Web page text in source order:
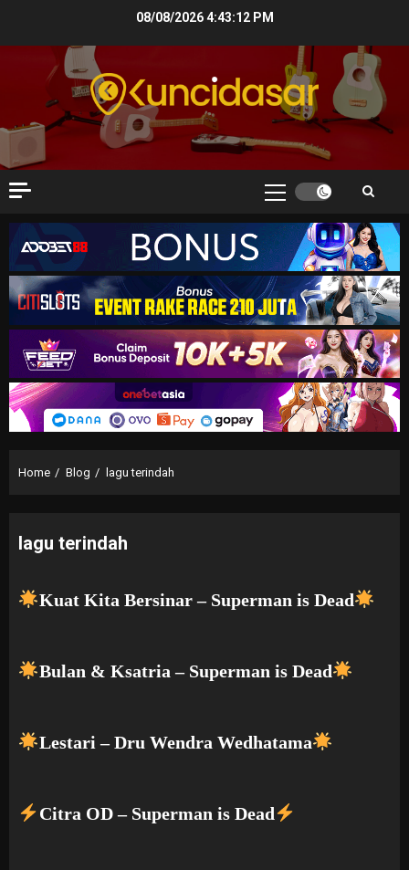
08/08/20264:43:13 PM
Primary
Home Blog lagu terindah
lagu terindah
Kuat Kita Bersinar – Superman is Dead
Bulan & Ksatria – Superman is Dead
Lestari – Dru Wendra Wedhatama
Citra OD – Superman is Dead